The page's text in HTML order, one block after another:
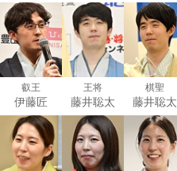
叡王
伊藤匠
王将
藤井聡太
棋聖
藤井聡太